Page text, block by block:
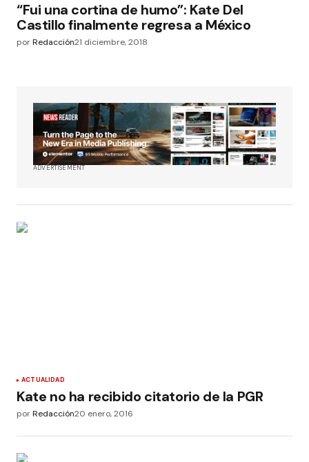
“Fui una cortina de humo”: Kate Del
Castillo finalmente regresa a México
porRedacción21 diciembre, 2018
ADVERTISEMENT
ACTUALIDAD
Kate no ha recibido citatorio de la PGR
porRedacción20 enero, 2016